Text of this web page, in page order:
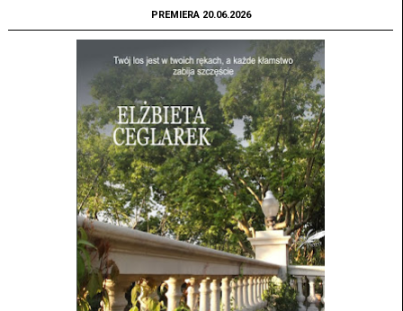
PREMIERA 20.06.2026